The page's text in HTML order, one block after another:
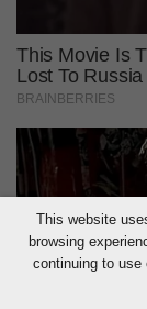
This website
browsing
continuing to use